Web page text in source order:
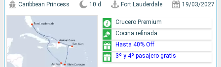
Caribbean Princess 10 d Fort Lauderdale 19/03/2027
Crucero Premium
Cocina refinada
Hasta 40% Off
3º y 4º pasajero gratis